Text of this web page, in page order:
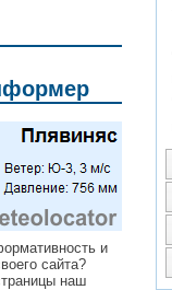
и
сайта?
наш